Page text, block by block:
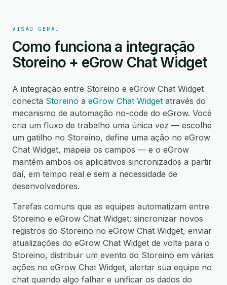
VISÃO GERAL
Como funciona a integração
Storeino + eGrow Chat Widget
A integração entre Storeino e eGrow Chat Widget
conecta Storeino a eGrow Chat Widget através do
mecanismo de automação no-code do eGrow. Você
cria um fluxo de trabalho uma única vez — escolhe
um gatilho no Storeino, define uma ação no eGrow
Chat Widget, mapeia os campos — e o eGrow
mantém ambos os aplicativos sincronizados a partir
daí, em tempo real e sem a necessidade de
desenvolvedores.
Tarefas comuns que as equipes automatizam entre
Storeino e eGrow Chat Widget: sincronizar novos
registros do Storeino no eGrow Chat Widget, enviar
atualizações do eGrow Chat Widget de volta para o
Storeino, distribuir um evento do Storeino em várias
ações no eGrow Chat Widget, alertar sua equipe no
chat quando algo falhar e unificar os dados do